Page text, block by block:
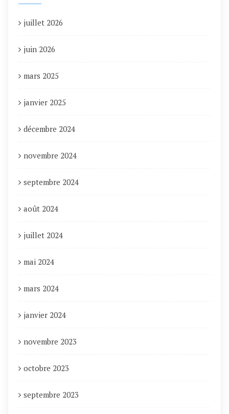
juillet 2026
juin 2026
mars 2025
janvier 2025
décembre 2024
novembre 2024
septembre 2024
août 2024
juillet 2024
mai 2024
mars 2024
janvier 2024
novembre 2023
octobre 2023
septembre 2023